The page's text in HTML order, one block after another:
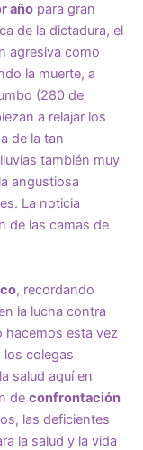
año para gran
de la dictadura, el
agresiva como
la muerte, a
(280 de
a relajar los
de la tan
también muy
angustiosa
La noticia
de las camas de
, recordando
la lucha contra
hacemos esta vez
colegas
salud aquí en
de confrontación
las deficientes
la salud y la vida